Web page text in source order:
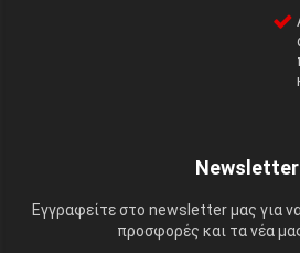
Newsletter
Εγγραφείτε στο newsletter μας για
προσφορές και τα νέα